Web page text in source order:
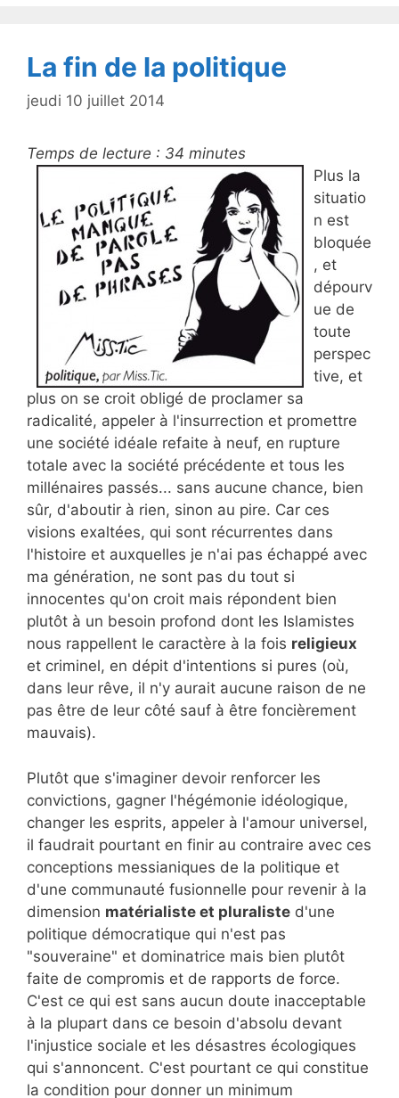
La fin de la politique
jeudi 10 juillet 2014
Temps de lecture : 34 minutes
Plus la
situatio
n est
bloquée
, et
dépourv
ue de
toute
perspec
tive, et
plus on se croit obligé de proclamer sa
radicalité, appeler à l'insurrection et promettre
une société idéale refaite à neuf, en rupture
totale avec la société précédente et tous les
millénaires passés... sans aucune chance, bien
sûr, d'aboutir à rien, sinon au pire. Car ces
visions exaltées, qui sont récurrentes dans
l'histoire et auxquelles je n'ai pas échappé avec
ma génération, ne sont pas du tout si
innocentes qu'on croit mais répondent bien
plutôt à un besoin profond dont les Islamistes
nous rappellent le caractère à la fois religieux
et criminel, en dépit d'intentions si pures (où,
dans leur rêve, il n'y aurait aucune raison de ne
pas être de leur côté sauf à être foncièrement
mauvais).
Plutôt que s'imaginer devoir renforcer les
convictions, gagner l'hégémonie idéologique,
changer les esprits, appeler à l'amour universel,
il faudrait pourtant en finir au contraire avec ces
conceptions messianiques de la politique et
d'une communauté fusionnelle pour revenir à la
dimension matérialiste et pluraliste d'une
politique démocratique qui n'est pas
"souveraine" et dominatrice mais bien plutôt
faite de compromis et de rapports de force.
C'est ce qui est sans aucun doute inacceptable
à la plupart dans ce besoin d'absolu devant
l'injustice sociale et les désastres écologiques
qui s'annoncent. C'est pourtant ce qui constitue
la condition pour donner un minimum